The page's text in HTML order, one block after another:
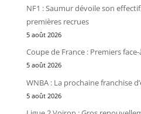
NF1 : Saumur dévoile son
premières recrues
5 août 2026
Coupe de France : Premiers
5 août 2026
WNBA : La prochaine franchise
5 août 2026